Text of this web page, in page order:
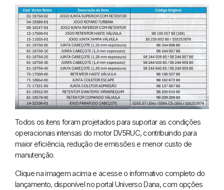
Todos os itens foram projetados para suportar as condições
operacionais intensas do motor DV5RUC, contribuindo para
maior eficiência, redução de emissões e menor custo de
manutenção.
Clique na imagem acima e acesse o informativo completo do
lançamento, disponível no portal Universo Dana, com opções